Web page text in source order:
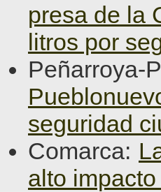
presa de la
litros por
Peñarroya-
seguridad
Comarca:
alto